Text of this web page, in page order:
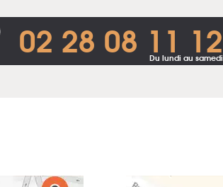
02 28 08 11 12
Du lundi au samedi